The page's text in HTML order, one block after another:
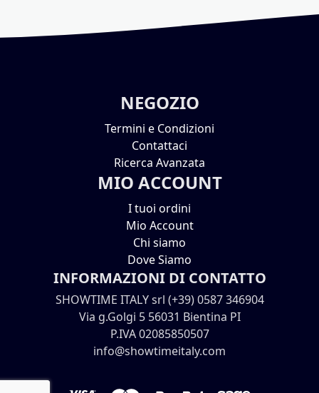
NEGOZIO
Termini e Condizioni
Contattaci
Ricerca Avanzata
MIO ACCOUNT
I tuoi ordini
Mio Account
Chi siamo
Dove Siamo
INFORMAZIONI DI CONTATTO
SHOWTIME ITALY srl (+39) 0587 346904
Via g.Golgi 5 56031 Bientina PI
P.IVA 02085850507
info@showtimeitaly.com